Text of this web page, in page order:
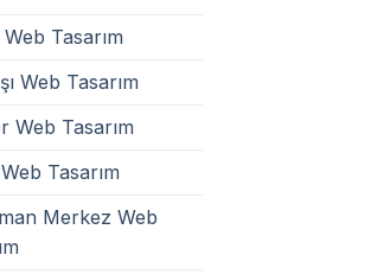
Tasarım
Web Tasarım
Web Tasarım
Tasarım
Merkez Web